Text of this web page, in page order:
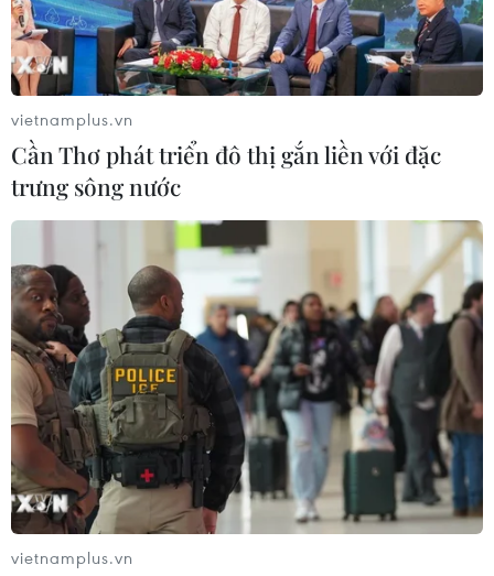
vietnamplus.vn
Cần Thơ phát triển đô thị gắn liền với đặc
trưng sông nước
vietnamplus.vn